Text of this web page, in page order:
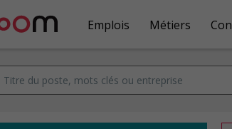
Emplois Métiers